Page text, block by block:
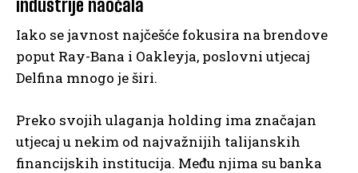
industrije naočala
Iako se javnost najčešće fokusira na brendove
poput Ray-Bana i Oakleyja, poslovni utjecaj
Delfina mnogo je širi.
Preko svojih ulaganja holding ima značajan
utjecaj u nekim od najvažnijih talijanskih
financijskih institucija. Među njima su banka